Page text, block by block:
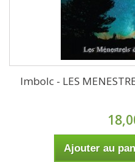
Imbolc - LES
Ajouter au